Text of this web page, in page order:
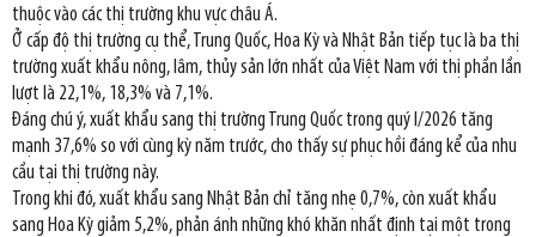
thuộc vào các thị trường khu vực châu Á.
Ở cấp độ thị trường cụ thể, Trung Quốc, Hoa Kỳ và Nhật Bản tiếp tục là ba thị
trường xuất khẩu nông, lâm, thủy sản lớn nhất của Việt Nam với thị phần lần
lượt là 22,1%, 18,3% và 7,1%.
Đáng chú ý, xuất khẩu sang thị trường Trung Quốc trong quý I/2026 tăng
mạnh 37,6% so với cùng kỳ năm trước, cho thấy sự phục hồi đáng kể của nhu
cầu tại thị trường này.
Trong khi đó, xuất khẩu sang Nhật Bản chỉ tăng nhẹ 0,7%, còn xuất khẩu
sang Hoa Kỳ giảm 5,2%, phản ánh những khó khăn nhất định tại một trong